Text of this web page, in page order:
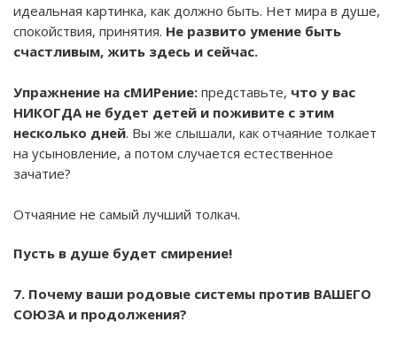
идеальная картинка, как должно быть. Нет мира в душе,
спокойствия, принятия. Не развито умение быть
счастливым, жить здесь и сейчас.
Упражнение на сМИРение: представьте, что у вас
НИКОГДА не будет детей и поживите с этим
несколько дней. Вы же слышали, как отчаяние толкает
на усыновление, а потом случается естественное
зачатие?
Отчаяние не самый лучший толкач.
Пусть в душе будет смирение!
7. Почему ваши родовые системы против ВАШЕГО
СОЮЗА и продолжения?